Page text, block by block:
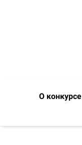
О конкурсе